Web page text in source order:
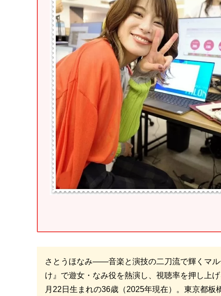
さとうほなみ――音楽と演技の二刀流で輝くマ
け』で遊女・なみ役を熱演し、視聴率を押し上
月22日生まれの36歳（2025年現在）。東京都